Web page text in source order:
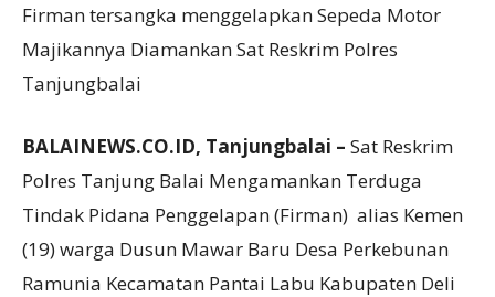
Firman tersangka menggelapkan Sepeda Motor
Majikannya Diamankan Sat Reskrim Polres
Tanjungbalai
BALAINEWS.CO.ID, Tanjungbalai – Sat Reskrim
Polres Tanjung Balai Mengamankan Terduga
Tindak Pidana Penggelapan (Firman) alias Kemen
(19) warga Dusun Mawar Baru Desa Perkebunan
Ramunia Kecamatan Pantai Labu Kabupaten Deli